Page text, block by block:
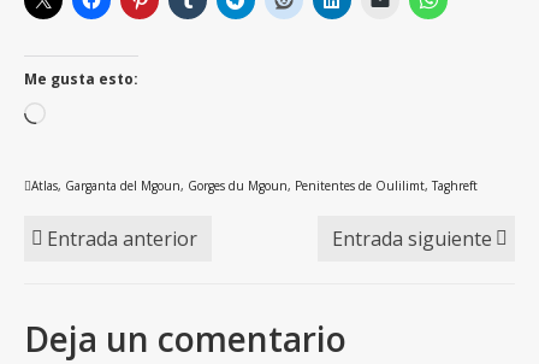
Me gusta esto:
Cargando...
Atlas, Garganta del Mgoun, Gorges du Mgoun, Penitentes de Oulilimt,Taghreft
Entrada anterior Entrada siguiente
Deja un comentario